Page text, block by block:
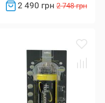
2 490 грн 2 748 грн